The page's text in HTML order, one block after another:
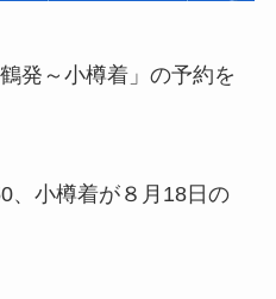
発～小樽着」の予約を
、小樽着が８月18日の